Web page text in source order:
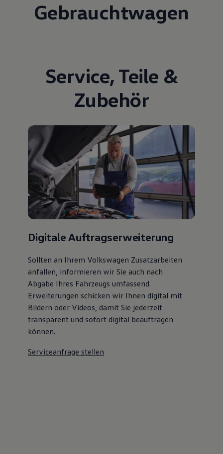
Gebrauchtwagen
Service, Teile &
Zubehör
Digitale Auftragserweiterung
Sollten an Ihrem Volkswagen Zusatzarbeiten
anfallen, informieren wir Sie auch nach
Abgabe Ihres Fahrzeugs umfassend.
Erweiterungen schicken wir Ihnen digital mit
Bildern oder Videos, damit Sie jederzeit
transparent und sofort digital beauftragen
können.
Serviceanfrage stellen